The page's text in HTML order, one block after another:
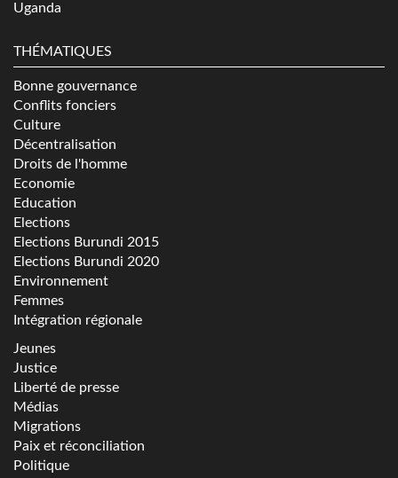
Uganda
THÉMATIQUES
Bonne gouvernance
Conflits fonciers
Culture
Décentralisation
Droits de l'homme
Economie
Education
Elections
Elections Burundi 2015
Elections Burundi 2020
Environnement
Femmes
Intégration régionale
Jeunes
Justice
Liberté de presse
Médias
Migrations
Paix et réconciliation
Politique